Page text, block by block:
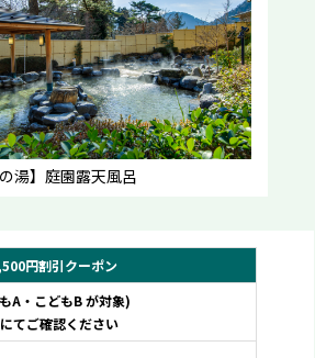
の湯】庭園露天風呂
円割引クーポン
A・こどもB が対象)
てご確認ください